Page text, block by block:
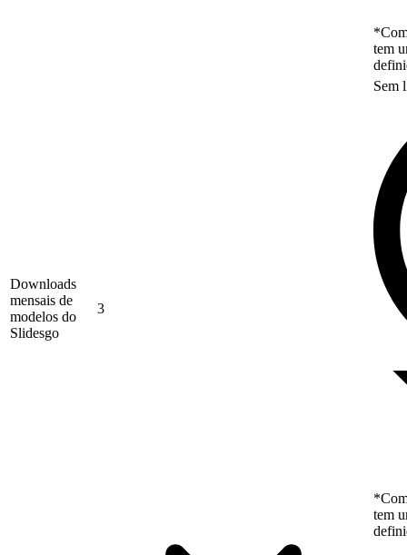
tem
Downloads
mensais de
modelos do
Slidesgo
3
Sem
tem